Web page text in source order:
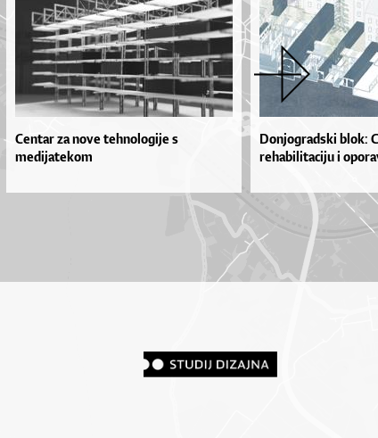
Centar za nove tehnologije s
medijatekom
Donjogradski blok:
rehabilitaciju i